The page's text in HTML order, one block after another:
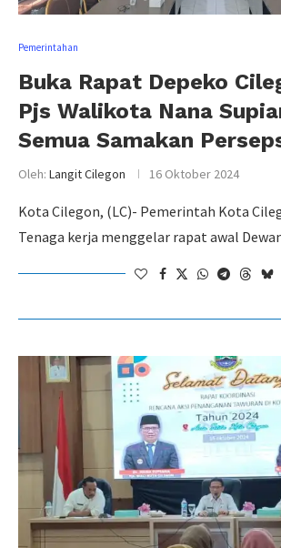
Pemerintahan
Buka Rapat Depeko
Pjs Walikota Nana
Semua Samakan
Oleh: Langit Cilegon 16 Oktober 2024
Kota Cilegon, (LC)- Pemerintah Kota
Tenaga kerja menggelar rapat awal